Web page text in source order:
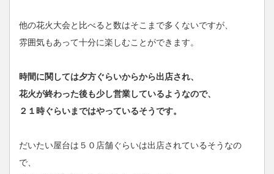
他の花火大会と比べると数はそこまで多くないですが、
雰囲気もあって十分に楽しむことができます。
時間に関しては夕方ぐらいからから出店され、
花火が終わった後も少し営業しているようなので、
２１時ぐらいまではやっているそうです。
だいたい屋台は５０店舗ぐらいは出店されているそうなの
で、